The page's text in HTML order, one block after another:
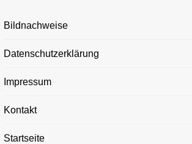
Bildnachweise
Datenschutzerklärung
Impressum
Kontakt
Startseite